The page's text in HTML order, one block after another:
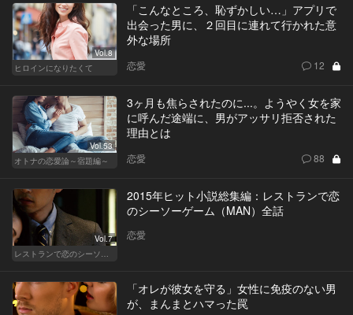
Vol.8
ヒロインになりたくて
「こんなところ、恥ずかしい…」アプリで
出会った男に、２回目に連れて行かれた意
外な場所
恋愛 12
Vol.53
オトナの恋愛論～宿題編～
3ヶ月も焦らされたのに...。ようやく女を家
に呼んだ途端に、男がアッサリ拒否された
理由とは
恋愛 88
Vol.7
2015年ヒット小説総集編：レストランで恋
のシーソーゲーム（MAN）全話
恋愛
「オレが彼女を守る」女性に免疫のない男
が、まんまとハマった罠